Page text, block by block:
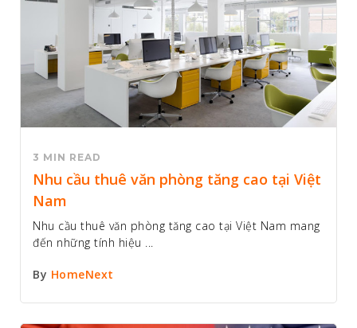
3 MIN READ
Nhu cầu thuê văn phòng tăng cao tại Việt
Nam
Nhu cầu thuê văn phòng tăng cao tại Việt Nam mang
đến những tính hiệu ...
By HomeNext